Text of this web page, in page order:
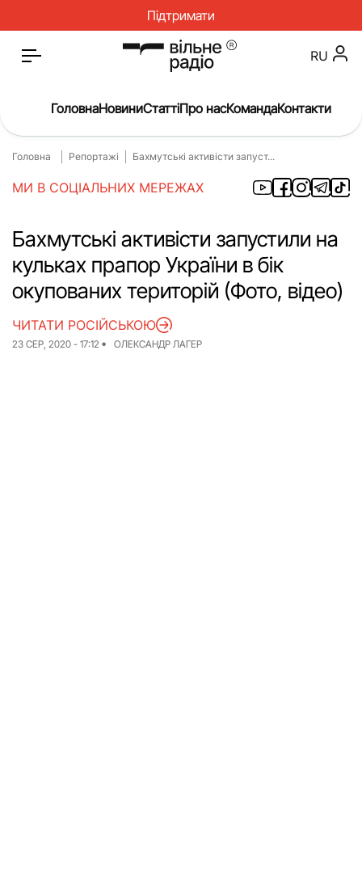
Підтримати
Головна
Про нас
Гроші
Інструкції
ЖКГ
RU
ГоловнаНовиниСтаттіПро насКомандаКонтакти
Головна Репортажі Бахмутські активісти запуст...
МИ В СОЦІАЛЬНИХ МЕРЕЖАХ
Бахмутські активісти запустили на
кульках прапор України в бік
окупованих територій (Фото, відео)
23 СЕР, 2020 - 17:12 ОЛЕКСАНДР ЛАГЕР
ЧИТАТИ РОСІЙСЬКОЮ